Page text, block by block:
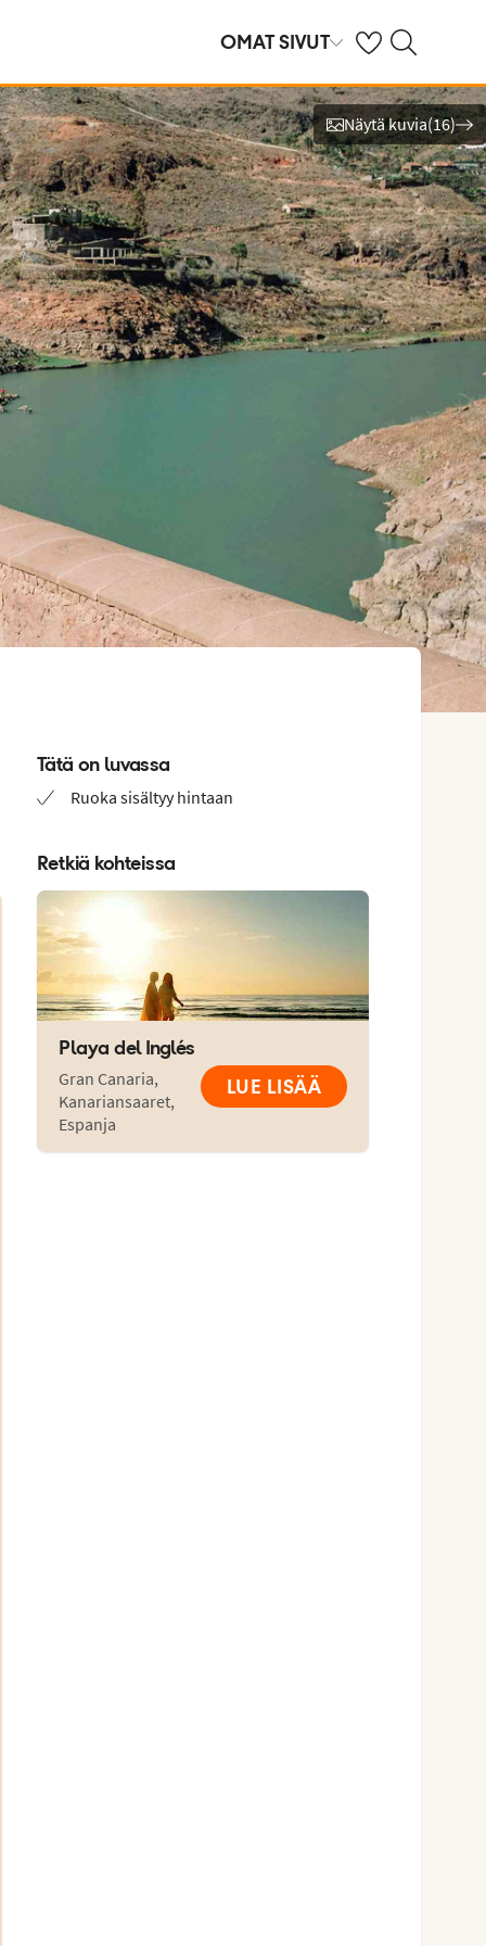
OMAT SIVUT OmatHaku
Näytä kuvia(16)
Tätä on luvassa
Ruoka sisältyy hintaan
Retkiä kohteissa
Playa del Inglés
Gran Canaria,
Kanariansaaret,
Espanja
LUE LISÄÄ